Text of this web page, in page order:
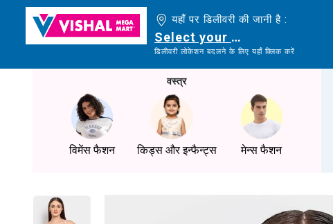
यहाँ पर डिलीवरी की जानी है :
Select your delivery location
डिलीवरी लोकेशन बदलने के लिए यहाँ क्लिक करें
वस्त्र
विमेंस फैशन किड्स और इन्फैन्ट्स मेन्स फैशन